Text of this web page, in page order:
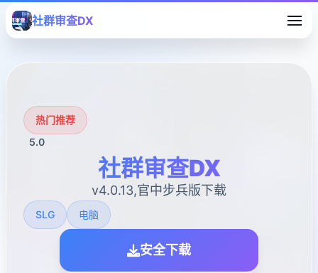
社群审查DX
热门推荐
5.0
社群审查DX
v4.0.13,官中步兵版下载
SLG 电脑
安全下载